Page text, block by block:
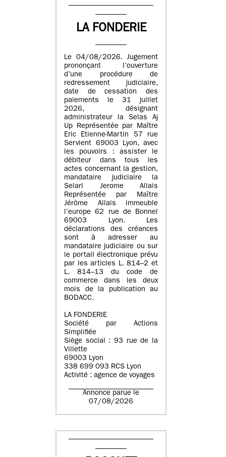
LA FONDERIE
Le 04/08/2026. Jugement
prononçant l’ouverture
d’une procédure de
redressement judiciaire,
date de cessation des
paiements le 31 juillet
2026, désignant
administrateur la Selas Aj
Up Représentée par Maître
Eric Etienne-Martin 57 rue
Servient 69003 Lyon, avec
les pouvoirs : assister le
débiteur dans tous les
actes concernant la gestion,
mandataire judiciaire la
Selarl Jerome Allais
Représentée par Maître
Jérôme Allais immeuble
l’europe 62 rue de Bonnel
69003 Lyon. Les
déclarations des créances
sont à adresser au
mandataire judiciaire ou sur
le portail électronique prévu
par les articles L. 814–2 et
L. 814–13 du code de
commerce dans les deux
mois de la publication au
BODACC.
LA FONDERIE
Société par Actions
Simplifiée
Siège social : 93 rue de la
Villette
69003 Lyon
338 699 093 RCS Lyon
Activité : agence de voyages
Annonce parue le
07/08/2026